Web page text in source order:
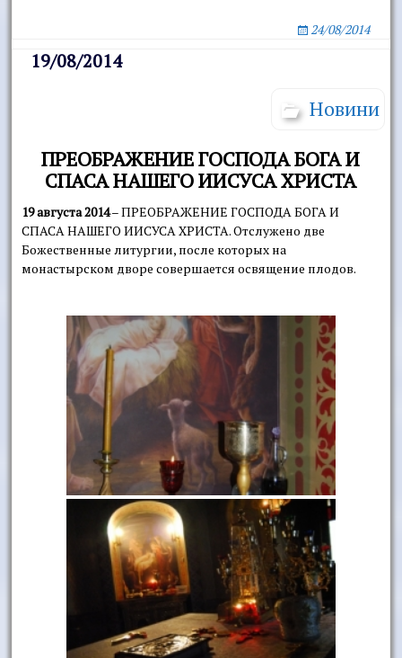
24/08/2014
19/08/2014
Новини
ПРЕОБРАЖЕНИЕ ГОСПОДА БОГА И
СПАСА НАШЕГО ИИСУСА ХРИСТА
19 августа 2014– ПРЕОБРАЖЕНИЕ ГОСПОДА БОГА И
СПАСА НАШЕГО ИИСУСА ХРИСТА. Отслужено две
Божественные литургии, после которых на
монастырском дворе совершается освящение плодов.